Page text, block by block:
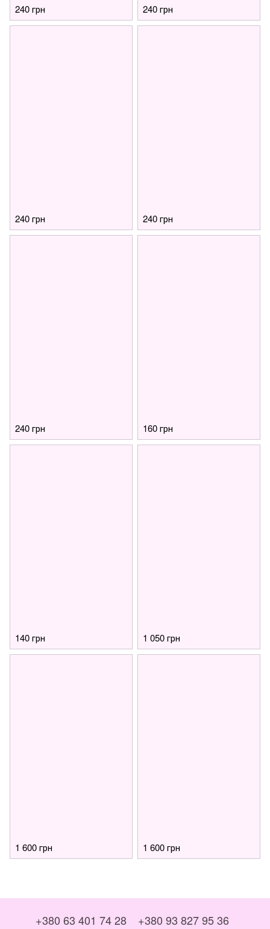
240 грн 240 грн
240 грн 240 грн
240 грн 160 грн
140 грн 1 050 грн
1 600 грн 1 600 грн
+380 63 401 74 28 +380 93 827 95 36